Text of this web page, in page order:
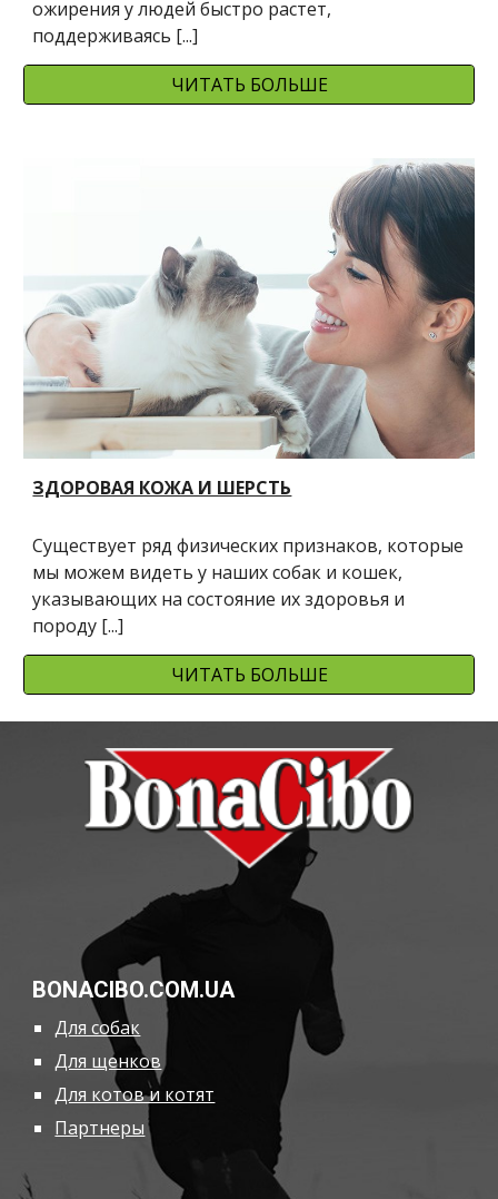
ожирения у людей быстро растет,
поддерживаясь [...]
ЧИТАТЬ БОЛЬШЕ
ЗДОРОВАЯ КОЖА И ШЕРСТЬ
Существует ряд физических признаков, которые
мы можем видеть у наших собак и кошек,
указывающих на состояние их здоровья и
породу [...]
ЧИТАТЬ БОЛЬШЕ
BONACIBO.COM.UA
Для собак
Для щенков
Для котов и котят
Партнеры